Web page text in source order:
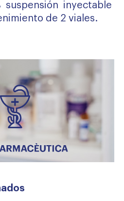
suspensión inyectable
de 2 viales.